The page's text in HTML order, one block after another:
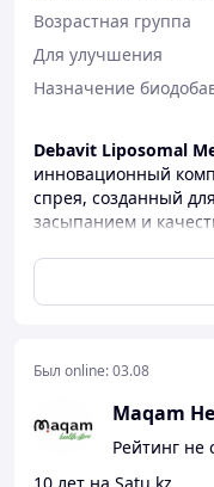
Возрастная группа
Для улучшения
Назначение
Debavit Liposomal
инновационный
спрея, созданный
засыпанием и
вещества в нано-
доставляют
нервную систему и
Для чего нужен
Быстрое
Был online:03.08
Maqam
Рейтинг не